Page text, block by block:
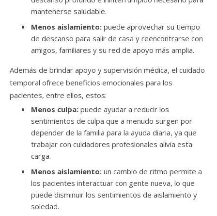
mantenerse saludable.
Menos aislamiento: puede aprovechar su tiempo
de descanso para salir de casa y reencontrarse con
amigos, familiares y su red de apoyo más amplia.
Además de brindar apoyo y supervisión médica, el cuidado
temporal ofrece beneficios emocionales para los
pacientes, entre ellos, estos:
Menos culpa: puede ayudar a reducir los
sentimientos de culpa que a menudo surgen por
depender de la familia para la ayuda diaria, ya que
trabajar con cuidadores profesionales alivia esta
carga.
Menos aislamiento: un cambio de ritmo permite a
los pacientes interactuar con gente nueva, lo que
puede disminuir los sentimientos de aislamiento y
soledad.